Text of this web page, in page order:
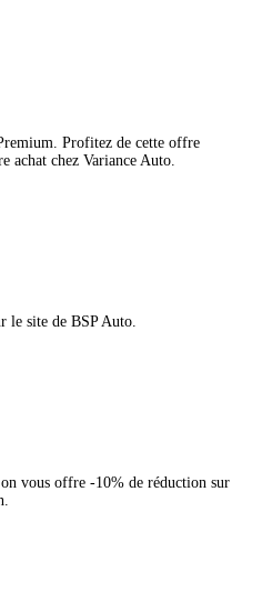
Profitez de cette offre
achat chez Variance Auto.
le site de BSP Auto.
vous offre -10% de réduction sur